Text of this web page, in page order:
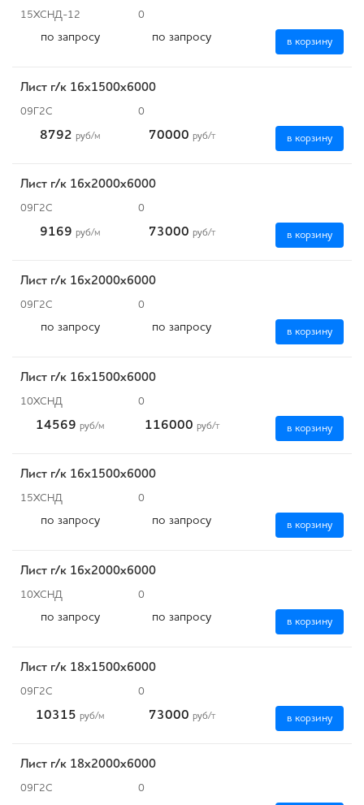
15ХСНД-12 0
по запросу по запросу в корзину
Лист г/к 16х1500х6000
09Г2С 0
8792 руб/м 70000 руб/т в корзину
Лист г/к 16х2000х6000
09Г2С 0
9169 руб/м 73000 руб/т в корзину
Лист г/к 16х2000х6000
09Г2С 0
по запросу по запросу в корзину
Лист г/к 16х1500х6000
10ХСНД 0
14569 руб/м 116000 руб/т в корзину
Лист г/к 16х1500х6000
15ХСНД 0
по запросу по запросу в корзину
Лист г/к 16х2000х6000
10ХСНД 0
по запросу по запросу в корзину
Лист г/к 18х1500х6000
09Г2С 0
10315 руб/м 73000 руб/т в корзину
Лист г/к 18х2000х6000
09Г2С 0